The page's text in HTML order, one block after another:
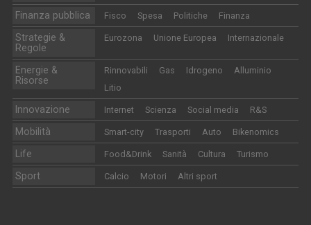
Finanza pubblica Fisco Spesa Politiche Finanza
Strategie &
Regole
Eurozona Unione Europea Internazionale
Energie &
Risorse
Rinnovabili Gas Idrogeno
Alluminio
Litio
Innovazione Internet Scienza Social media R&S
Mobilità Smart-city Trasporti Auto Bikenomics
Life Food&Drink Sanità Cultura Turismo
Sport Calcio Motori Altri sport